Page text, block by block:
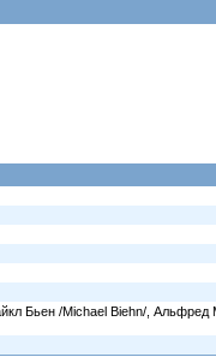
Бьен /Michael Biehn/,